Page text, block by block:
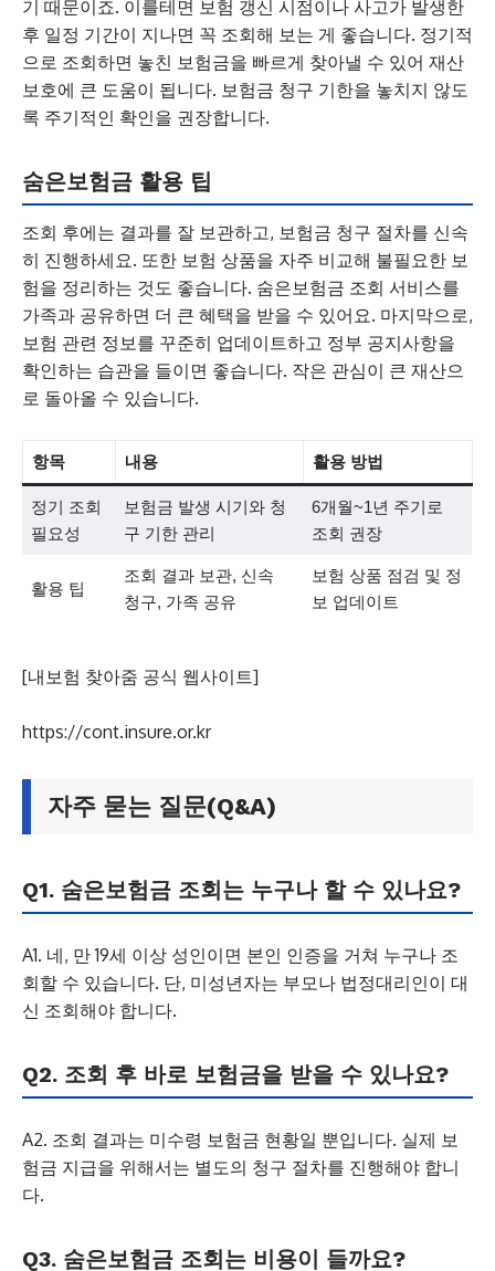
기 때문이죠. 이를테면 보험 갱신 시점이나 사고가 발생한
후 일정 기간이 지나면 꼭 조회해 보는 게 좋습니다. 정기적
으로 조회하면 놓친 보험금을 빠르게 찾아낼 수 있어 재산
보호에 큰 도움이 됩니다. 보험금 청구 기한을 놓치지 않도
록 주기적인 확인을 권장합니다.
숨은보험금 활용 팁
조회 후에는 결과를 잘 보관하고, 보험금 청구 절차를 신속
히 진행하세요. 또한 보험 상품을 자주 비교해 불필요한 보
험을 정리하는 것도 좋습니다. 숨은보험금 조회 서비스를
가족과 공유하면 더 큰 혜택을 받을 수 있어요. 마지막으로,
보험 관련 정보를 꾸준히 업데이트하고 정부 공지사항을
확인하는 습관을 들이면 좋습니다. 작은 관심이 큰 재산으
로 돌아올 수 있습니다.
항목 내용 활용 방법
정기 조회
필요성
보험금 발생 시기와 청
구 기한 관리
6개월~1년 주기로
조회 권장
활용 팁
조회 결과 보관, 신속
청구, 가족 공유
보험 상품 점검 및 정
보 업데이트
[내보험 찾아줌 공식 웹사이트]
https://cont.insure.or.kr
자주 묻는 질문(Q&A)
Q1. 숨은보험금 조회는 누구나 할 수 있나요?
A1. 네, 만 19세 이상 성인이면 본인 인증을 거쳐 누구나 조
회할 수 있습니다. 단, 미성년자는 부모나 법정대리인이 대
신 조회해야 합니다.
Q2. 조회 후 바로 보험금을 받을 수 있나요?
A2. 조회 결과는 미수령 보험금 현황일 뿐입니다. 실제 보
험금 지급을 위해서는 별도의 청구 절차를 진행해야 합니
다.
Q3. 숨은보험금 조회는 비용이 들까요?